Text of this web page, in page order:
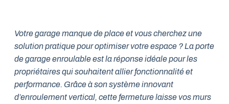
Votre garage manque de place et vous cherchez une
solution pratique pour optimiser votre espace ? La porte
de garage enroulable est la réponse idéale pour les
propriétaires qui souhaitent allier fonctionnalité et
performance. Grâce à son système innovant
d’enroulement vertical, cette fermeture laisse vos murs